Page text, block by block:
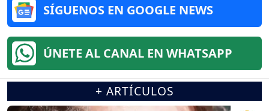
SÍGUENOS EN GOOGLE NEWS
ÚNETE AL CANAL EN WHATSAPP
+ ARTÍCULOS